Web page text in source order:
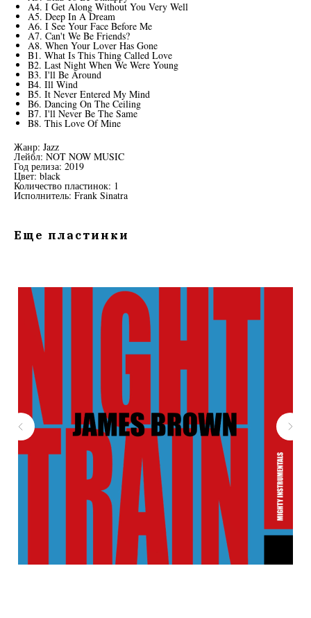
A4. I Get Along Without You Very Well
A5. Deep In A Dream
A6. I See Your Face Before Me
A7. Can't We Be Friends?
A8. When Your Lover Has Gone
B1. What Is This Thing Called Love
B2. Last Night When We Were Young
B3. I'll Be Around
B4. Ill Wind
B5. It Never Entered My Mind
B6. Dancing On The Ceiling
B7. I'll Never Be The Same
B8. This Love Of Mine
Жанр: Jazz
Лейбл: NOT NOW MUSIC
Год релиза: 2019
Цвет: black
Количество пластинок: 1
Исполнитель: Frank Sinatra
Еще пластинки